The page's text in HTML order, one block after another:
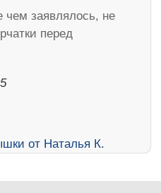
заявлялось, не
перед